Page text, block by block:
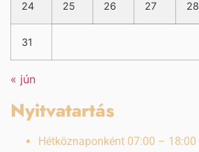
24 25 26 27 28
31
« jún
Nyitvatartás
Hétköznaponként 07:00 – 18:00